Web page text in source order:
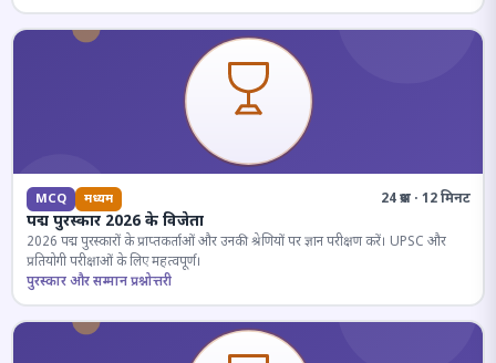
MCQ मध्यम 24 प्रश्न · 12 मिनट
पद्म पुरस्कार 2026 के विजेता
2026 पद्म पुरस्कारों के प्राप्तकर्ताओं और उनकी श्रेणियों पर ज्ञान परीक्षण करें। UPSC और
प्रतियोगी परीक्षाओं के लिए महत्वपूर्ण।
पुरस्कार और सम्मान प्रश्नोत्तरी